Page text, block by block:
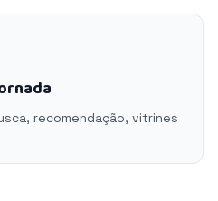
recomendação, vitrines